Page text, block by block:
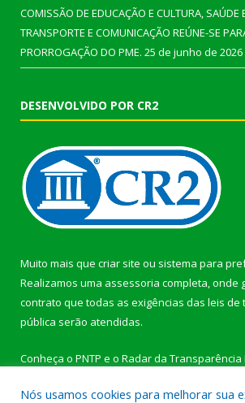
COMISSÃO DE EDUCAÇÃO E CULTURA, SAÚDE
TRANSPORTE E COMUNICAÇÃO REÚNE-SE
PRORROGAÇÃO DO PME. 25 de junho de 2026
DESENVOLVIDO POR CR2
Muito mais que criar site ou sistema para
Realizamos uma assessoria completa, onde
contrato que todas as exigências das leis de
pública serão atendidas.
Conheça o PNTP e o Radar da Transparência
Nós usamos cookies para melhorar sua